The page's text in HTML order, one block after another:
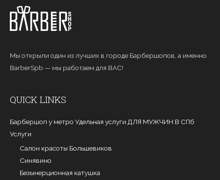
Мы открыли один из лучших в городе Барбершопов, а именно
BarberSpb — мы работаем для ВАС!
QUICK LINKS
Барбершоп у метро Удельная услуги ДЛЯ МУЖЧИН В СПб
Услуги
Салон красоты Большевиков
Синявино
Безынерционная катушка